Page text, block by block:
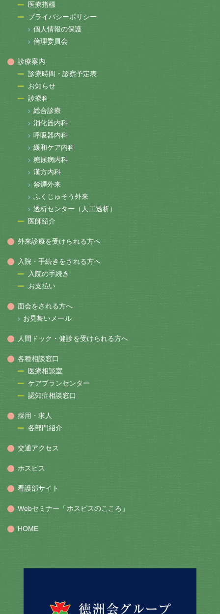
医療指標
プライバシーポリシー
個人情報の保護
倫理委員会
診療案内
診療時間・診察予定表
お知らせ
診療科
総合診療
消化器内科
呼吸器内科
緩和ケア内科
糖尿病内科
漢方内科
禁煙外来
ふくじゅそう外来
透析センター（人工透析）
医師紹介
外来診療を受けられる方へ
入院・手続きをされる方へ
入院の手続き
お支払い
面会をされる方へ
お見舞いメール
人間ドック・健診を受けられる方へ
各種相談窓口
医療相談室
ケアプランセンター
認知症相談窓口
採用・求人
各部門紹介
交通アクセス
ホスピス
看護部サイト
Webセミナー「ホスピスのこころ」
HOME